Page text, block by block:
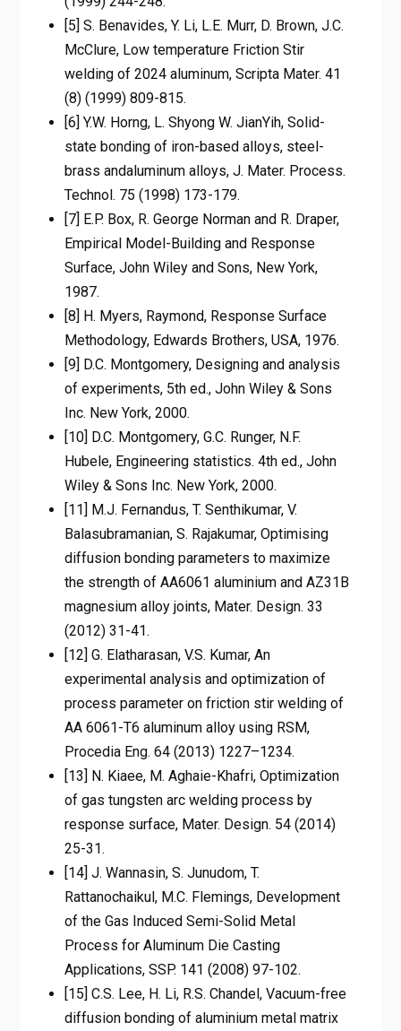
[5] S. Benavides, Y. Li, L.E. Murr, D. Brown, J.C.
McClure, Low temperature Friction Stir
welding of 2024 aluminum, Scripta Mater. 41
(8) (1999) 809-815.
[6] Y.W. Horng, L. Shyong W. JianYih, Solid-
state bonding of iron-based alloys, steel-
brass andaluminum alloys, J. Mater. Process.
Technol. 75 (1998) 173-179.
[7] E.P. Box, R. George Norman and R. Draper,
Empirical Model-Building and Response
Surface, John Wiley and Sons, New York,
1987.
[8] H. Myers, Raymond, Response Surface
Methodology, Edwards Brothers, USA, 1976.
[9] D.C. Montgomery, Designing and analysis
of experiments, 5th ed., John Wiley & Sons
Inc. New York, 2000.
[10] D.C. Montgomery, G.C. Runger, N.F.
Hubele, Engineering statistics. 4th ed., John
Wiley & Sons Inc. New York, 2000.
[11] M.J. Fernandus, T. Senthikumar, V.
Balasubramanian, S. Rajakumar, Optimising
diffusion bonding parameters to maximize
the strength of AA6061 aluminium and AZ31B
magnesium alloy joints, Mater. Design. 33
(2012) 31-41.
[12] G. Elatharasan, V.S. Kumar, An
experimental analysis and optimization of
process parameter on friction stir welding of
AA 6061-T6 aluminum alloy using RSM,
Procedia Eng. 64 (2013) 1227–1234.
[13] N. Kiaee, M. Aghaie-Khafri, Optimization
of gas tungsten arc welding process by
response surface, Mater. Design. 54 (2014)
25-31.
[14] J. Wannasin, S. Junudom, T.
Rattanochaikul, M.C. Flemings, Development
of the Gas Induced Semi-Solid Metal
Process for Aluminum Die Casting
Applications, SSP. 141 (2008) 97-102.
[15] C.S. Lee, H. Li, R.S. Chandel, Vacuum-free
diffusion bonding of aluminium metal matrix